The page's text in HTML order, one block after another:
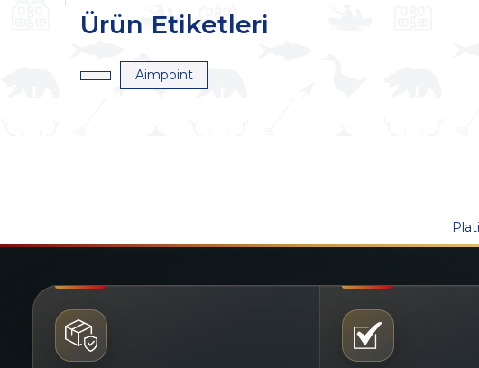
Ürün Etiketleri
Aimpoint